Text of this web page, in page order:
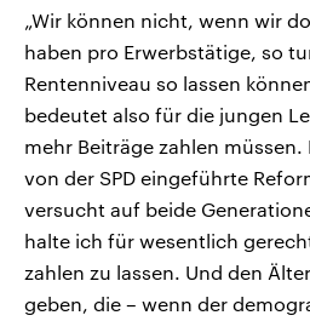
„Wir können nicht, wenn wir
haben pro Erwerbstätige, so
Rentenniveau so lassen
bedeutet also für die jungen
mehr Beiträge zahlen müssen.
von der SPD eingeführte
versucht auf beide
halte ich für wesentlich
zahlen zu lassen. Und den
geben, die – wenn der